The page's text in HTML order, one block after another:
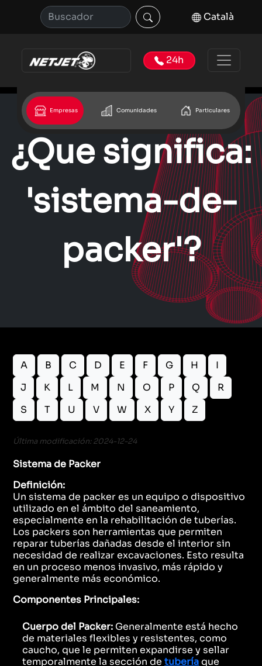
Català
24h
Empresas Comunidades Particulares
¿Que significa:
'sistema-de-
packer'?
A B C D E F G H
I
J
K L M N O P Q
R
S
T U V W X Y Z
Última modificación: 2024-12-24
Sistema de Packer
Definición:
Un sistema de packer es un equipo o dispositivo
utilizado en el ámbito del saneamiento,
especialmente en la rehabilitación de tuberías.
Los packers son herramientas que permiten
reparar tuberías dañadas desde el interior sin
necesidad de realizar excavaciones. Esto resulta
en un proceso menos invasivo, más rápido y
generalmente más económico.
Componentes Principales:
Cuerpo del Packer: Generalmente está hecho
de materiales flexibles y resistentes, como
caucho, que le permiten expandirse y sellar
temporalmente la sección detuberíaque